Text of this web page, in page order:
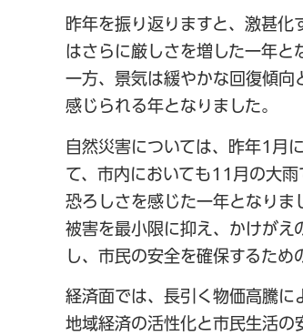
昨年を振り返りますと、激甚
はさらに厳しさを増した一年と
一方、景気は緩やかな回復傾向
感じられる年となりました。
自然災害については、昨年1月
て、市内においても11月の大
恐ろしさを感じた一年となりま
被害を最小限に抑え、かけがえ
し、市民の安全を確保するため
経済面では、長引く物価高騰に
地域経済の活性化と市民生活の